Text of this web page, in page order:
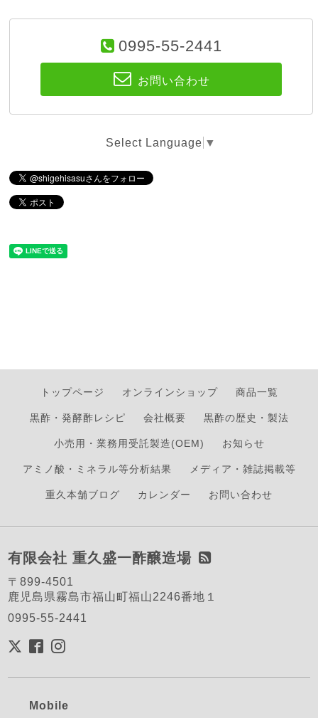
0995-55-2441
お問い合わせ
Select Language ▼
トップページ オンラインショップ 商品一覧
黒酢・発酵酢レシピ 会社概要 黒酢の歴史・製法
小売用・業務用受託製造(OEM) お知らせ
アミノ酸・ミネラル等分析結果 メディア・雑誌掲載等
重久本舗ブログ カレンダー お問い合わせ
有限会社 重久盛一酢醸造場
〒899-4501
鹿児島県霧島市福山町福山2246番地１
0995-55-2441
Mobile